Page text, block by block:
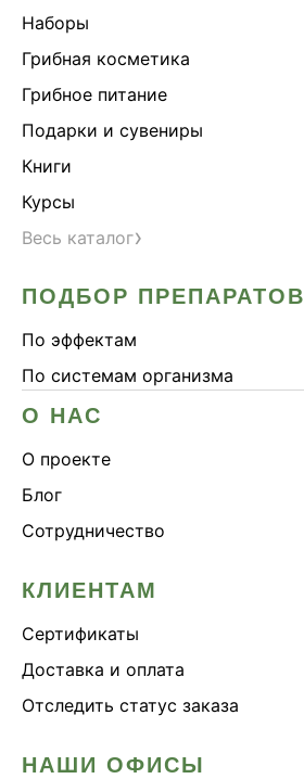
Наборы
Грибная косметика
Грибное питание
Подарки и сувениры
Книги
Курсы
Весь каталог›
ПОДБОР ПРЕПАРАТОВ
По эффектам
По системам организма
О НАС
О проекте
Блог
Сотрудничество
КЛИЕНТАМ
Сертификаты
Доставка и оплата
Отследить статус заказа
НАШИ ОФИСЫ